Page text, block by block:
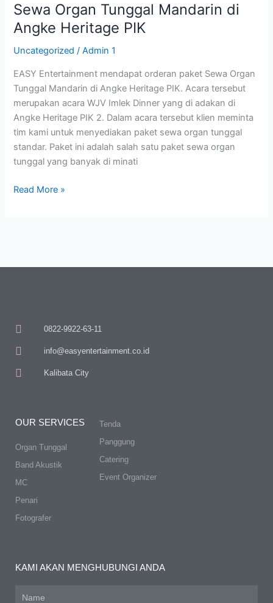
Sewa Organ Tunggal Mandarin di
Angke Heritage PIK
Uncategorized /Admin 1
EASY Entertainment mendapat orderan paket Sewa Organ
Tunggal Mandarin di Angke Heritage PIK. Acara tersebut
merupakan acara WJV Imlek Dinner yang di adakan di
Angke Heritage PIK 2. Dalam acara tersebut klien meminta
tim kami untuk menyediakan paket sewa organ tunggal
standar. Paket ini adalah salah satu paket sewa organ
tunggal yang banyak di minati
Tunggal
Mandarin
Angke
Read More »
0822-9922-63-11
info@easyentertainment.co.id
Kalibata City
OUR SERVICES
Organ Tunggal
Band Akustik
MC
Penari
Fotografer
Tenda
Panggung
Catering
Event Organizer
KAMI AKAN MENGHUBUNGI ANDA